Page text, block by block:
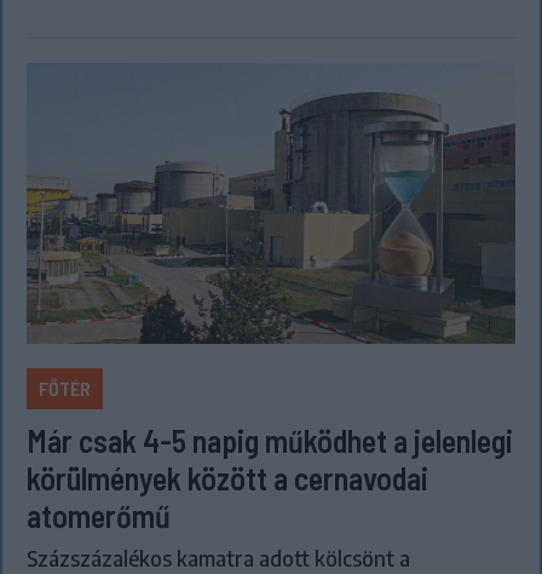
FŐTÉR
Már csak 4-5 napig működhet a jelenlegi
körülmények között a cernavodai
atomerőmű
Százszázalékos kamatra adott kölcsönt a